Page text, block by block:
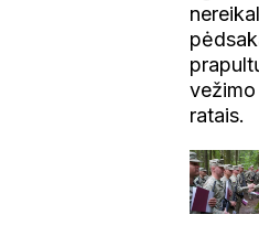
vežimo
ratais.